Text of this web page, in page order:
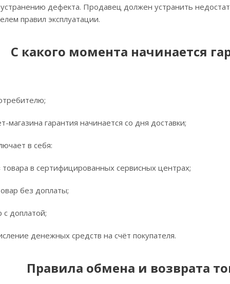
дефекта. Продавец должен устранить
правил эксплуатации.
С какого момента начинается
магазина гарантия начинается со дня доставки;
в себя:
в сертифицированных сервисных центрах;
без доплаты;
доплатой;
денежных средств на счёт покупателя.
Правила обмена и возврата